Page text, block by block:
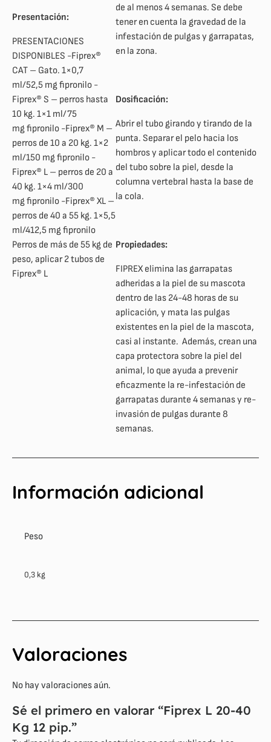
Presentación:
PRESENTACIONES
DISPONIBLES -Fiprex®
CAT – Gato. 1×0,7
ml/52,5 mg fipronilo -
Fiprex® S – perros hasta
10 kg. 1×1 ml/75
mg fipronilo -Fiprex® M –
perros de 10 a 20 kg. 1×2
ml/150 mg fipronilo -
Fiprex® L – perros de 20 a
40 kg. 1×4 ml/300
mg fipronilo -Fiprex® XL –
perros de 40 a 55 kg. 1×5,5
ml/412,5 mg fipronilo
Perros de más de 55 kg de
peso, aplicar 2 tubos de
Fiprex® L
de al menos 4 semanas. Se debe
tener en cuenta la gravedad de la
infestación de pulgas y garrapatas,
en la zona.
Dosificación:
Abrir el tubo girando y tirando de la
punta. Separar el pelo hacia los
hombros y aplicar todo el contenido
del tubo sobre la piel, desde la
columna vertebral hasta la base de
la cola.
Propiedades:
FIPREX elimina las garrapatas
adheridas a la piel de su mascota
dentro de las 24-48 horas de su
aplicación, y mata las pulgas
existentes en la piel de la mascota,
casi al instante. Además, crean una
capa protectora sobre la piel del
animal, lo que ayuda a prevenir
eficazmente la re-infestación de
garrapatas durante 4 semanas y re-
invasión de pulgas durante 8
semanas.
Información adicional
Peso
0,3 kg
Valoraciones
No hay valoraciones aún.
Sé el primero en valorar “Fiprex L 20-40
Kg 12 pip.”